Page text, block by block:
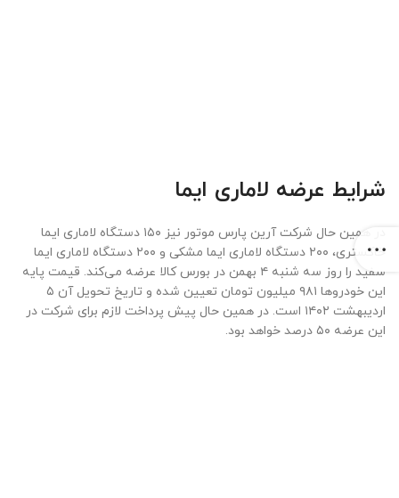
شرایط عرضه لاماری ایما
در همین حال شرکت آرین پارس موتور نیز ۱۵۰ دستگاه لاماری ایما
خاکستری، ۲۰۰ دستگاه لاماری ایما مشکی و ۲۰۰ دستگاه لاماری ایما
سفید را روز سه شنبه ۴ بهمن در بورس کالا عرضه می‌کند. قیمت پایه
این خودروها ۹۸۱ میلیون تومان تعیین شده و تاریخ تحویل آن ۵
اردیبهشت ۱۴۰۲ است. در همین حال پیش پرداخت لازم برای شرکت در
این عرضه ۵۰ درصد خواهد بود.